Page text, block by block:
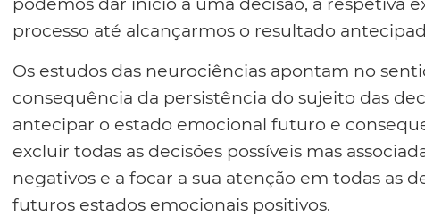
processo até alcançarmos o resultado
Os estudos das neurociências apontam no
consequência da persistência do sujeito das
antecipar o estado emocional futuro e
excluir todas as decisões possíveis mas
negativos e a focar a sua atenção em todas as
futuros estados emocionais positivos.